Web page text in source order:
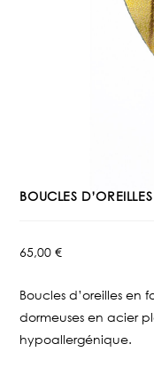
BOUCLES
65,00€
Boucles d’oreilles en
dormeuses en acier
hypoallergénique.